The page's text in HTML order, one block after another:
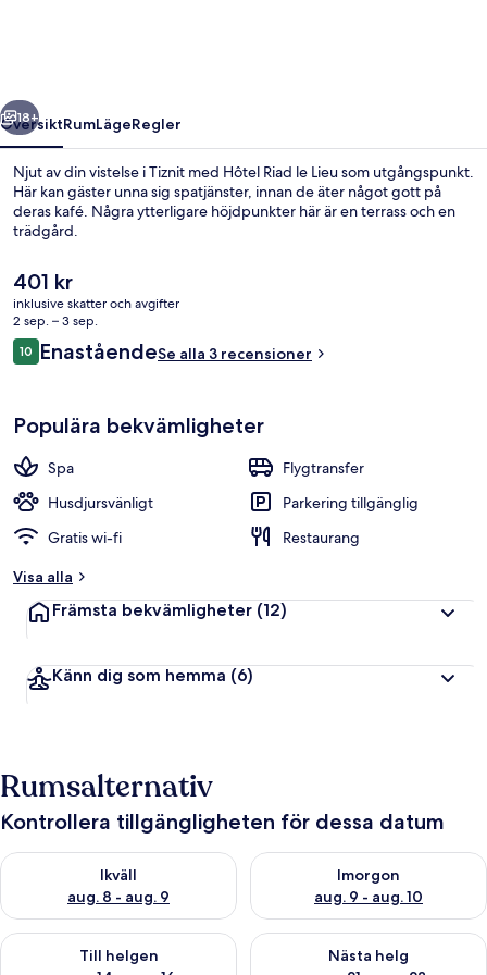
Frukost, lunch och middag serveras
Nästa
18+
ÖversiktRumLägeRegler
Njut av din vistelse i Tiznit med Hôtel Riad le Lieu som utgångspunkt.
Här kan gäster unna sig spatjänster, innan de äter något gott på
deras kafé. Några ytterligare höjdpunkter här är en terrass och en
trädgård.
Det
nuvarande
priset
är
401 kr
401 kr
inklusive skatter och avgifter
2 sep. – 3 sep.
Recensioner
1010 av 10,
EnaståendeSe alla 3 recensioner
Populära bekvämligheter
Spa
Flygtransfer
Husdjursvänligt
Parkering tillgänglig
Gratis wi-fi
Restaurang
Visa alla
Främsta bekvämligheter (12)
Känn dig som hemma (6)
Rumsalternativ
Kontrollera tillgängligheten för dessa datum
Ikväll
aug. 8 - aug. 9
Kontrollera tillgängligheten för ikväll aug. 8 - aug. 9
Imorgon
aug. 9 - aug. 10
Kontrollera tillgängligheten
Till helgen
Kontrollera tillgängligheten för den här helgen aug. 14 - aug.
Nästa helg
Kontrollera tillgängligheten